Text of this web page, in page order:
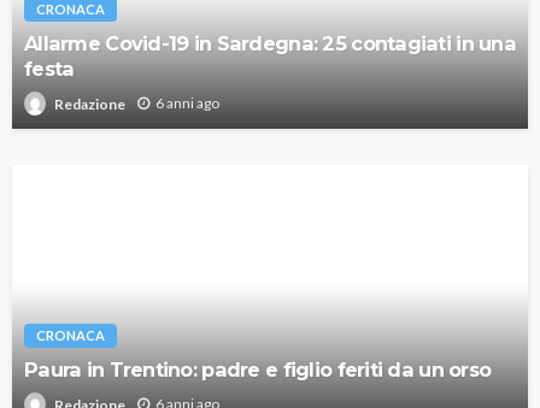
CRONACA
Allarme Covid-19 in Sardegna: 25 contagiati in una
festa
Redazione 6 anni ago
CRONACA
Paura in Trentino: padre e figlio feriti da un orso
6 anni ago